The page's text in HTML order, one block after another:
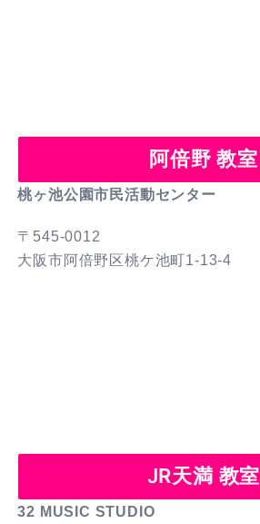
阿倍野 教室
桃ヶ池公園市民活動センター
〒545-0012
大阪市阿倍野区桃ケ池町1-13-4
JR天満 教室
32 MUSIC STUDIO